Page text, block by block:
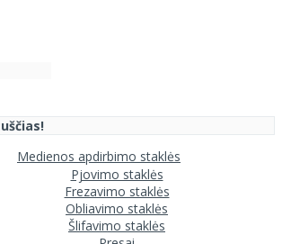
Medienos apdirbimo staklės
Pjovimo staklės
Frezavimo staklės
Obliavimo staklės
Šlifavimo staklės